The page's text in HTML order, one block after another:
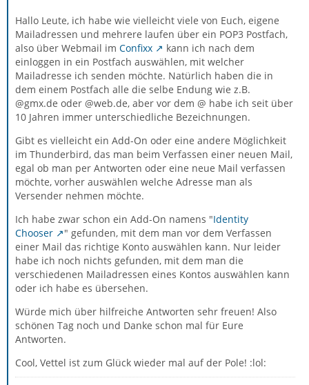
Hallo Leute, ich habe wie vielleicht viele von Euch, eigene
Mailadressen und mehrere laufen über ein POP3 Postfach,
also über Webmail im Confixx
kann ich nach dem
einloggen in ein Postfach auswählen, mit welcher
Mailadresse ich senden möchte. Natürlich haben die in
dem einem Postfach alle die selbe Endung wie z.B.
@gmx.de oder @web.de, aber vor dem @ habe ich seit über
10 Jahren immer unterschiedliche Bezeichnungen.
Gibt es vielleicht ein Add-On oder eine andere Möglichkeit
im Thunderbird, das man beim Verfassen einer neuen Mail,
egal ob man per Antworten oder eine neue Mail verfassen
möchte, vorher auswählen welche Adresse man als
Versender nehmen möchte.
Ich habe zwar schon ein Add-On namens "Identity
Chooser
" gefunden, mit dem man vor dem Verfassen
einer Mail das richtige Konto auswählen kann. Nur leider
habe ich noch nichts gefunden, mit dem man die
verschiedenen Mailadressen eines Kontos auswählen kann
oder ich habe es übersehen.
Würde mich über hilfreiche Antworten sehr freuen! Also
schönen Tag noch und Danke schon mal für Eure
Antworten.
Cool, Vettel ist zum Glück wieder mal auf der Pole! :lol: